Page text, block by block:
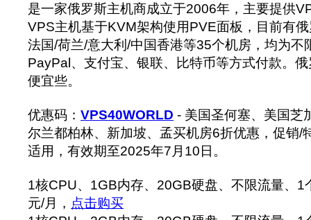
是一家俄罗斯主机商成立于2006年，主要提供
VPS主机基于KVM架构使用PVE面板，目前有
法国/荷兰/意大利/中国香港等35个机房，均为不
PayPal、支付宝、银联、比特币等方式付款。
便宜些。
优惠码： VPS40WORLD - 美国圣何塞、美国芝
尔兰都柏林、新加坡、孟买机房6折优惠，促销/
适用，有效期至2025年7月10日。
1核CPU、1GB内存、20GB硬盘、不限流量、1
元/月， 点击购买